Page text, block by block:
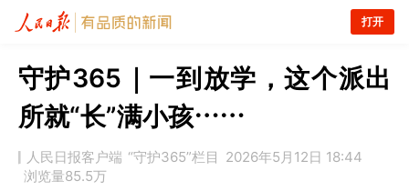
打开
守护365｜一到放学，这个派出
所就“长”满小孩……
人民日报客户端 “守护365”栏目 2026年5月12日 18:44
浏览量85.5万